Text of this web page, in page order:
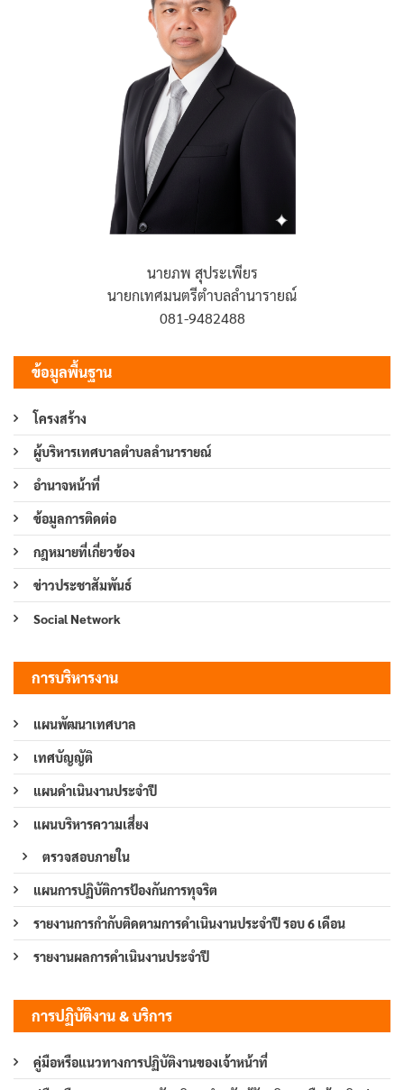
นายภพ สุประเพียร
นายกเทศมนตรีตำบลลำนารายณ์
081-9482488
ข้อมูลพื้นฐาน
โครงสร้าง
ผู้บริหารเทศบาลตำบลลำนารายณ์
อำนาจหน้าที่
ข้อมูลการติดต่อ
กฎหมายที่เกี่ยวข้อง
ข่าวประชาสัมพันธ์
Social Network
การบริหารงาน
แผนพัฒนาเทศบาล
เทศบัญญัติ
แผนดำเนินงานประจำปี
แผนบริหารความเสี่ยง
ตรวจสอบภายใน
แผนการปฏิบัติการป้องกันการทุจริต
รายงานการกำกับติดตามการดำเนินงานประจำปี รอบ 6 เดือน
รายงานผลการดำเนินงานประจำปี
การปฏิบัติงาน & บริการ
คู่มือหรือแนวทางการปฏิบัติงานของเจ้าหน้าที่